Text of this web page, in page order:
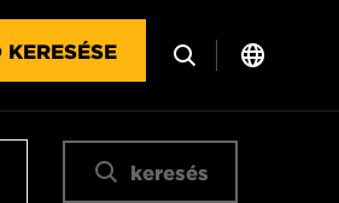
KERESÉSE
keresés